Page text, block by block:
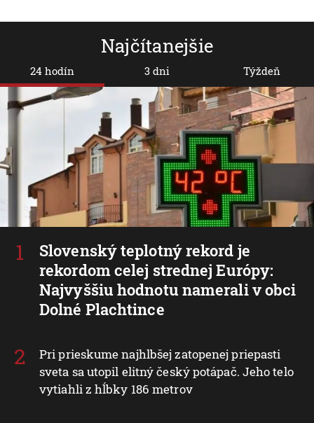
Najčítanejšie
24 hodín
Slovenský teplotný rekord je
rekordom celej strednej Európy:
Najvyššiu hodnotu namerali v obci
Dolné Plachtince
Pri prieskume najhlbšej zatopenej priepasti
sveta sa utopil elitný český potápač. Jeho telo
vytiahli z hĺbky 186 metrov
3 dni Týždeň